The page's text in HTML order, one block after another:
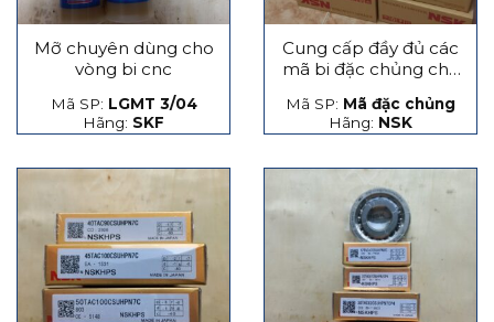
Mỡ chuyên dùng cho
vòng bi cnc
Mã SP: LGMT 3/04
Hãng: SKF
Cung cấp đầy đủ các
mã bi đặc chủng cho
Mã SP: Mã đặc chủng
Hãng: NSK